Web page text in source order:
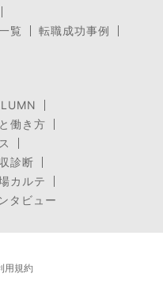
覧
転職成功事例
働き方
診断
カルテ
タビュー
用規約